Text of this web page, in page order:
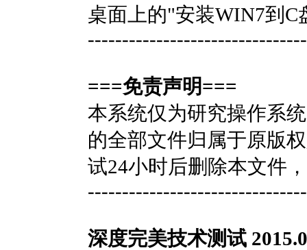
桌面上的"安装WIN7到C
===免责声明===
本系统仅为研究操作系
的全部文件归属于原版
试24小时后删除本文件
深度完美技术测试